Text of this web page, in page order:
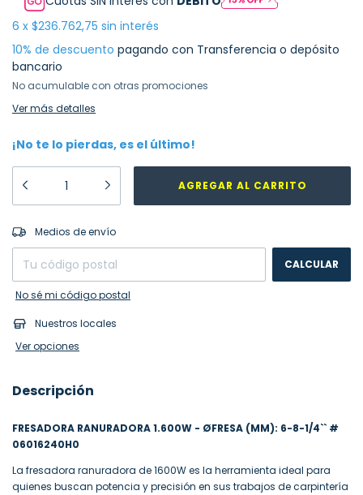
6 x $236.762,75 sin interés
10% de descuento pagando con Transferencia o depósito
bancario
No acumulable con otras promociones
Ver más detalles
¡No te lo pierdas, es el último!
Entregas para el CP:
Medios de envío
CALCULAR
No sé mi código postal
Nuestros locales
Ver opciones
Descripción
FRESADORA RANURADORA 1.600W - ØFRESA (MM): 6-8-1/4`` #
06016240H0
La fresadora ranuradora de 1600W es la herramienta ideal para
quienes buscan potencia y precisión en sus trabajos de carpintería